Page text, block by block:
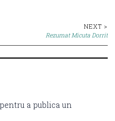
NEXT >
Rezumat Micuta Dorrit
pentru a publica un